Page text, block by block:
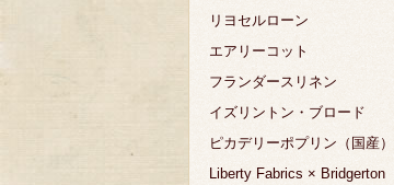
リヨセルローン
エアリーコット
フランダースリネン
イズリントン・ブロード
ピカデリーポプリン（国産）
Liberty Fabrics × Bridgerton